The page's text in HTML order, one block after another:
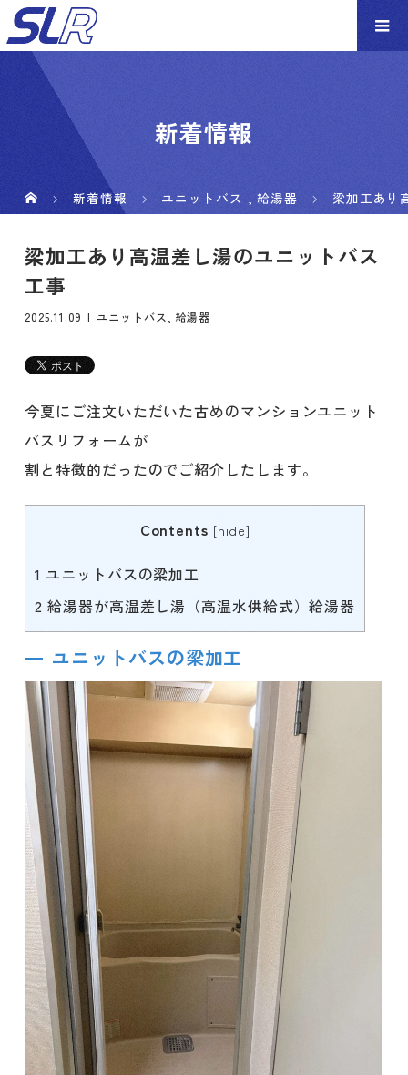
新着情報
新着情報 ユニットバス ,給湯器 梁加工あり
梁加工あり高温差し湯のユニットバス
工事
2025.11.09 ユニットバス 給湯器
今夏にご注文いただいた古めのマンションユニット
バスリフォームが
割と特徴的だったのでご紹介したします。
Contents [hide]
1 ユニットバスの梁加工
2 給湯器が高温差し湯（高温水供給式）給湯器
ユニットバスの梁加工